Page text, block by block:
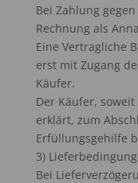
Bei Zahlung
Rechnung als
Eine Vertragliche
erst mit Zugang
Käufer.
Der Käufer,
erklärt, zum
Erfüllungsgehilfe
3)
Bei